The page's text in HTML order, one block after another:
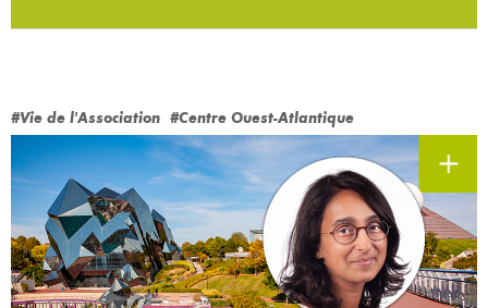
#Vie de l'Association #Centre Ouest-Atlantique